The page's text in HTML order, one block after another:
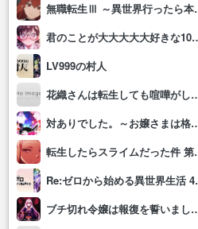
無職転生
君のことが大大大
LV999の村人
花織さんは転生
対ありでした。～お嬢さ
転生し
Re:ゼ
ブチ切れ令嬢は報復を誓いました